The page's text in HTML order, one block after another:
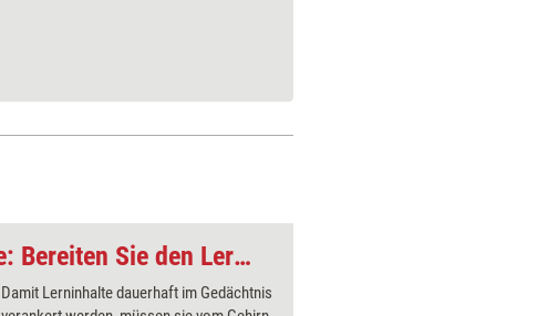
Trainer-Update: Bereiten Sie den Lernstoff gehirngerecht auf
Damit Lerninhalte dauerhaft im Gedächtnis